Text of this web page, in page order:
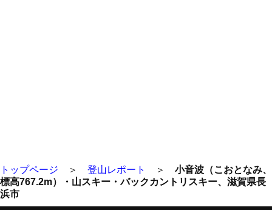
トップページ ＞ 登山レポート ＞ 小音波（こおとなみ、
標高767.2m）・山スキー・バックカントリスキー、滋賀県長
浜市